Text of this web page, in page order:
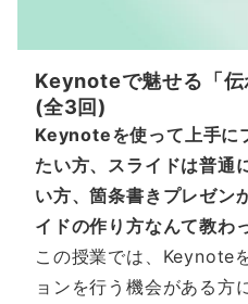
Keynoteで魅せる「伝
(全3回)
Keynoteを使って上手に
たい方、スライドは普通
い方、箇条書きプレゼン
イドの作り方なんて教わ
この授業では、Keynote
ョンを行う機会がある方